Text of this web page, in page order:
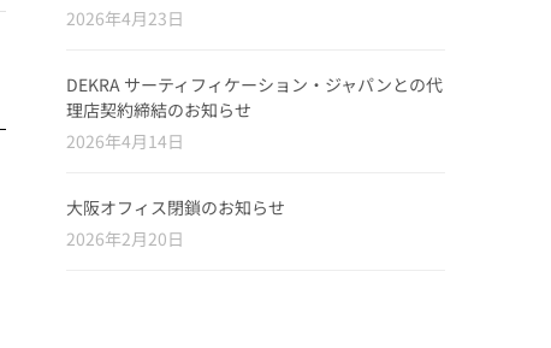
2026年4月23日
DEKRA サーティフィケーション・ジャパンとの代
理店契約締結のお知らせ
2026年4月14日
大阪オフィス閉鎖のお知らせ
2026年2月20日